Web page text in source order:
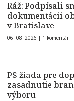
Ráž: Podpísali
dokumentácii
v Bratislave
06. 08. 2026 | 1 komentár
PS žiada pre
zasadnutie
výboru